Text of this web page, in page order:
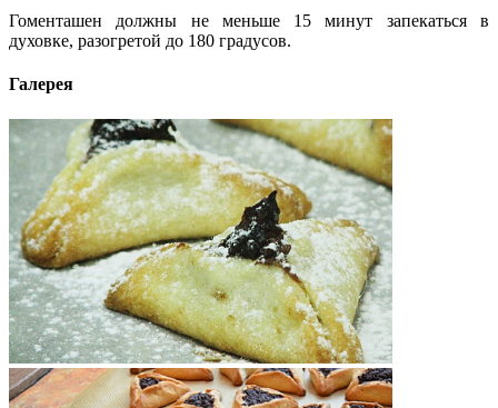
Гоменташен должны не меньше 15 минут запекаться в
духовке, разогретой до 180 градусов.
Галерея